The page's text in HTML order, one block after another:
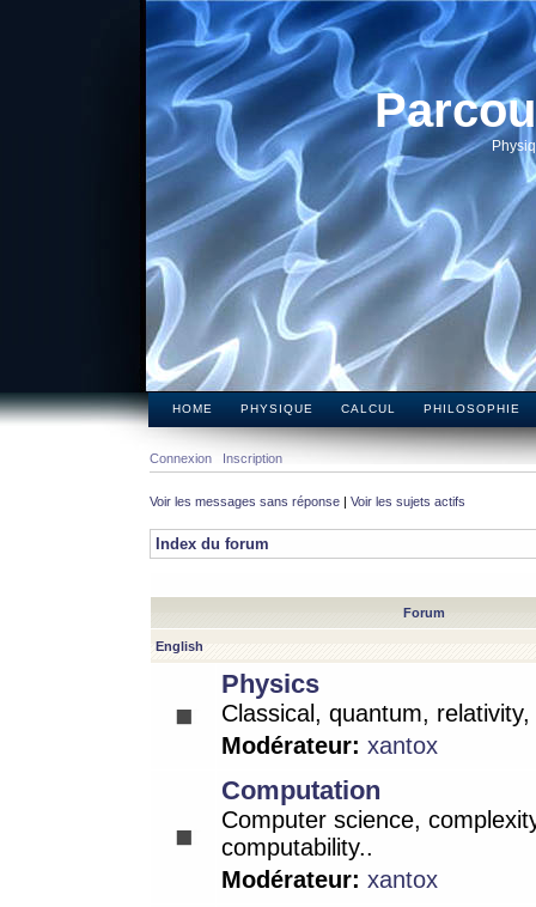
HOME PHYSIQUE CALCUL PHILOSOPHIE
Connexion Inscription
Voir les messages sans réponse | Voir les sujets actifs
Index du forum
Forum
English
Physics
Classical, quantum,
Modérateur: xantox
Computation
Computer science,
computability..
Modérateur: xantox